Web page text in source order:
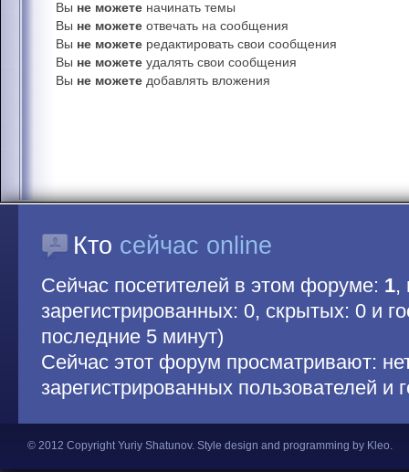
Вы не можете начинать темы
Вы не можете отвечать на сообщения
Вы не можете редактировать свои сообщения
Вы не можете удалять свои сообщения
Вы не можете добавлять вложения
Кто сейчас online
Сейчас посетителей в этом форуме: 1,
зарегистрированных: 0, скрытых: 0 и
последние 5 минут)
Сейчас этот форум просматривают:
зарегистрированных пользователей и
© 2012 Copyright Yuriy Shatunov. Style design and programming by Kleo.